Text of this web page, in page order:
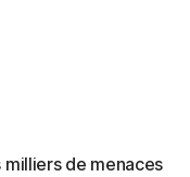
de menaces